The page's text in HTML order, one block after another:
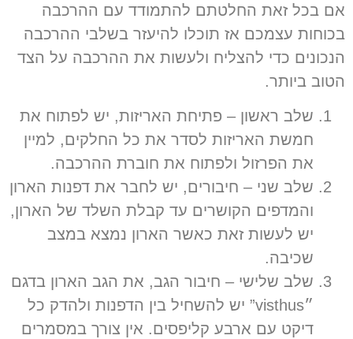
אם בכל זאת החלטתם להתמודד עם ההרכבה
בכוחות עצמכם אז תוכלו להיעזר בשלבי ההרכבה
הנכונים כדי להצליח ולעשות את ההרכבה על הצד
הטוב ביותר.
שלב ראשון – פתיחת האריזות, יש לפתוח את
חמשת האריזות לסדר את כל החלקים, למיין
את הפרזול ולפתוח את חוברת ההרכבה.
שלב שני – חיבורים, יש לחבר את דפנות הארון
והמדפים הקושרים עד קבלת השלד של הארון,
יש לעשות זאת כאשר הארון נמצא במצב
שכיבה.
שלב שלישי – חיבור הגב, את הגב הארון בדגם
״visthus”
יש להשחיל בין הדפנות ולהדק כל
דיקט עם ארבע קליפסים. אין צורך במסמרים